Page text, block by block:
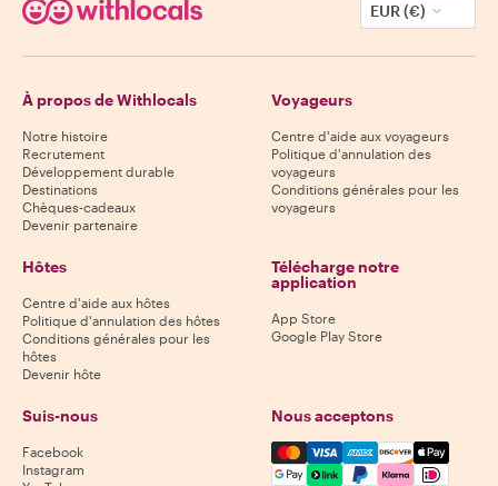
EUR (€)
À propos de Withlocals
Notre histoire
Recrutement
Développement durable
Destinations
Chèques-cadeaux
Devenir partenaire
Voyageurs
Centre d'aide aux voyageurs
Politique d'annulation des
voyageurs
Conditions générales pour les
voyageurs
Hôtes
Centre d'aide aux hôtes
Politique d'annulation des hôtes
Conditions générales pour les
hôtes
Devenir hôte
Télécharge notre
application
App Store
Google Play Store
Suis-nous
Facebook
Instagram
Nous acceptons
Mastercard, Visa, Amex,